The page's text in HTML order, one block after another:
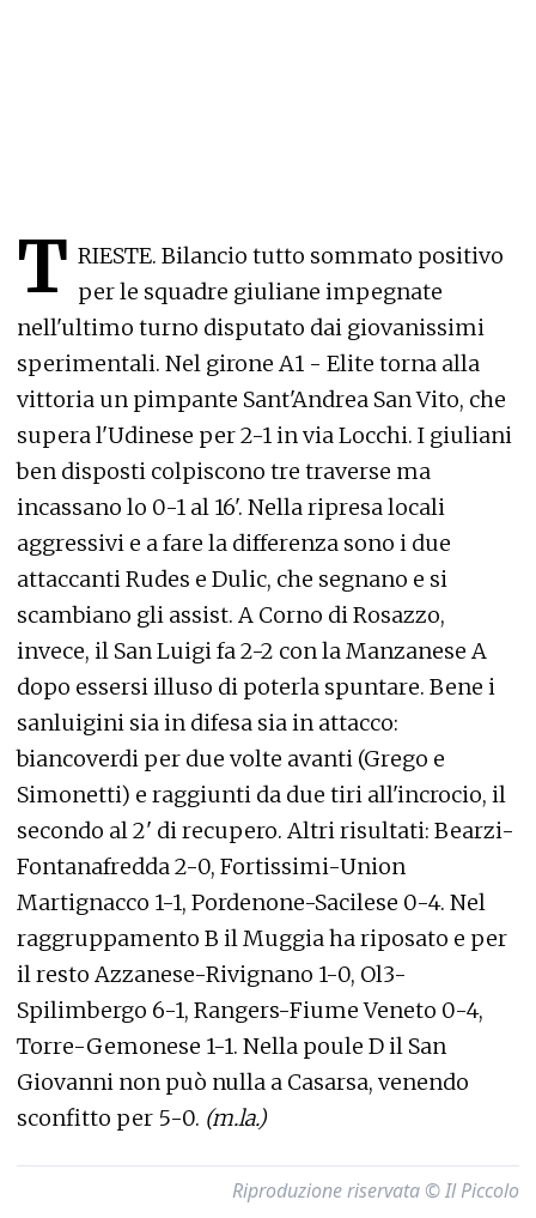
T RIESTE. Bilancio tutto sommato positivo
per le squadre giuliane impegnate
nell'ultimo turno disputato dai giovanissimi
sperimentali. Nel girone A1 - Elite torna alla
vittoria un pimpante Sant'Andrea San Vito, che
supera l'Udinese per 2-1 in via Locchi. I giuliani
ben disposti colpiscono tre traverse ma
incassano lo 0-1 al 16'. Nella ripresa locali
aggressivi e a fare la differenza sono i due
attaccanti Rudes e Dulic, che segnano e si
scambiano gli assist. A Corno di Rosazzo,
invece, il San Luigi fa 2-2 con la Manzanese A
dopo essersi illuso di poterla spuntare. Bene i
sanluigini sia in difesa sia in attacco:
biancoverdi per due volte avanti (Grego e
Simonetti) e raggiunti da due tiri all'incrocio, il
secondo al 2' di recupero. Altri risultati: Bearzi-
Fontanafredda 2-0, Fortissimi-Union
Martignacco 1-1, Pordenone-Sacilese 0-4. Nel
raggruppamento B il Muggia ha riposato e per
il resto Azzanese-Rivignano 1-0, Ol3-
Spilimbergo 6-1, Rangers-Fiume Veneto 0-4,
Torre-Gemonese 1-1. Nella poule D il San
Giovanni non può nulla a Casarsa, venendo
sconfitto per 5-0. (m.la.)
Riproduzione riservata © Il Piccolo